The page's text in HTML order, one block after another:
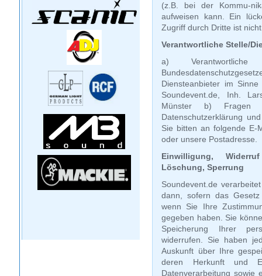
(z.B. bei der Kommu-
aufweisen kann. Ein
Zugriff durch Dritte ist
Verantwortliche Stelle/
a)
Diensteanbieter im
Soundevent.de, Inh.
Münster b) Fragen
Datenschutzerklärung
Sie bitten an folgende E-
oder unsere Postadresse.
Einwilligung,
Löschung, Sperrung
Soundevent.de
dann, sofern das
wenn Sie Ihre
gegeben haben. Sie
Speicherung Ihrer
widerrufen. Sie haben
Auskunft über Ihre
deren Herkunft und
Datenverarbeitung sowie